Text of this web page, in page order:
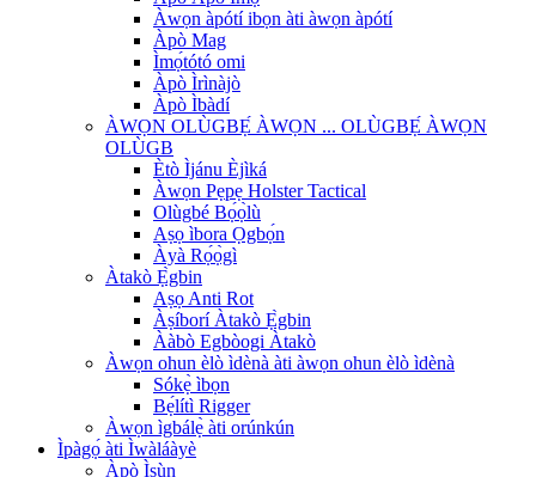
Àwọn àpótí ibọn àti àwọn àpótí
Àpò Mag
Ìmọ́tótó omi
Àpò Ìrìnàjò
Àpò Ìbàdí
ÀWỌN OLÙGBẸ́ ÀWỌN ... OLÙGBẸ́ ÀWỌN
OLÙGB
Ètò Ìjánu Èjìká
Àwọn Pẹpẹ Holster Tactical
Olùgbé Bọ́ọ̀lù
Aṣọ ìbora Ọgbọ́n
Àyà Rọ́ọ̀gì
Àtakò Ẹ̀gbin
Aṣọ Anti Rot
Àṣíborí Àtakò Ẹ̀gbin
Ààbò Egbòogi Àtakò
Àwọn ohun èlò ìdènà àti àwọn ohun èlò ìdènà
Sókẹ̀ ìbọn
Bẹ́lítì Rigger
Àwọn ìgbálẹ̀ àti orúnkún
Ìpàgọ́ àti Ìwàláàyè
Àpò Ìsùn